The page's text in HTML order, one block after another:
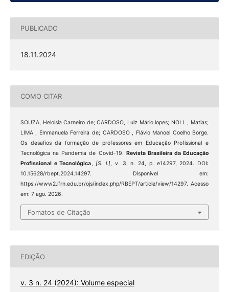
PUBLICADO
18.11.2024
COMO CITAR
SOUZA, Heloisia Carneiro de; CARDOSO, Luiz Mário lopes; NOLL , Matias;
LIMA , Emmanuela Ferreira de; CARDOSO , Flávio Manoel Coelho Borge.
Os desafios da formação de professores em Educação Profissional e
Tecnológica na Pandemia de Covid-19. Revista Brasileira da Educação
Profissional e Tecnológica,[S. l.], v. 3, n. 24, p. e14297, 2024. DOI:
10.15628/rbept.2024.14297. Disponível em:
https://www2.ifrn.edu.br/ojs/index.php/RBEPT/article/view/14297. Acesso
em: 7 ago. 2026.
Fomatos de Citação
EDIÇÃO
v. 3 n. 24 (2024): Volume especial